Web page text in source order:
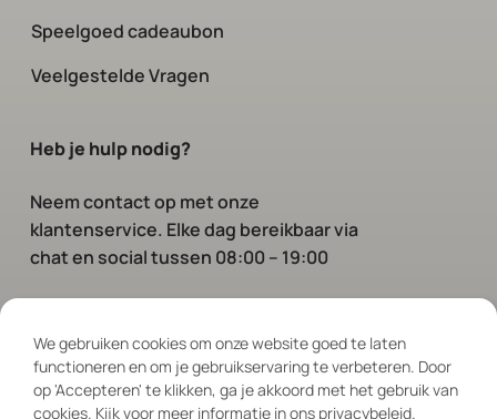
Speelgoed cadeaubon
Veelgestelde Vragen
Heb je hulp nodig?
Neem contact op met onze
klantenservice. Elke dag bereikbaar via
chat en social tussen 08:00 – 19:00
We gebruiken cookies om onze website goed te laten
functioneren en om je gebruikservaring te verbeteren. Door
op 'Accepteren' te klikken, ga je akkoord met het gebruik van
cookies. Kijk voor meer informatie in ons privacybeleid.